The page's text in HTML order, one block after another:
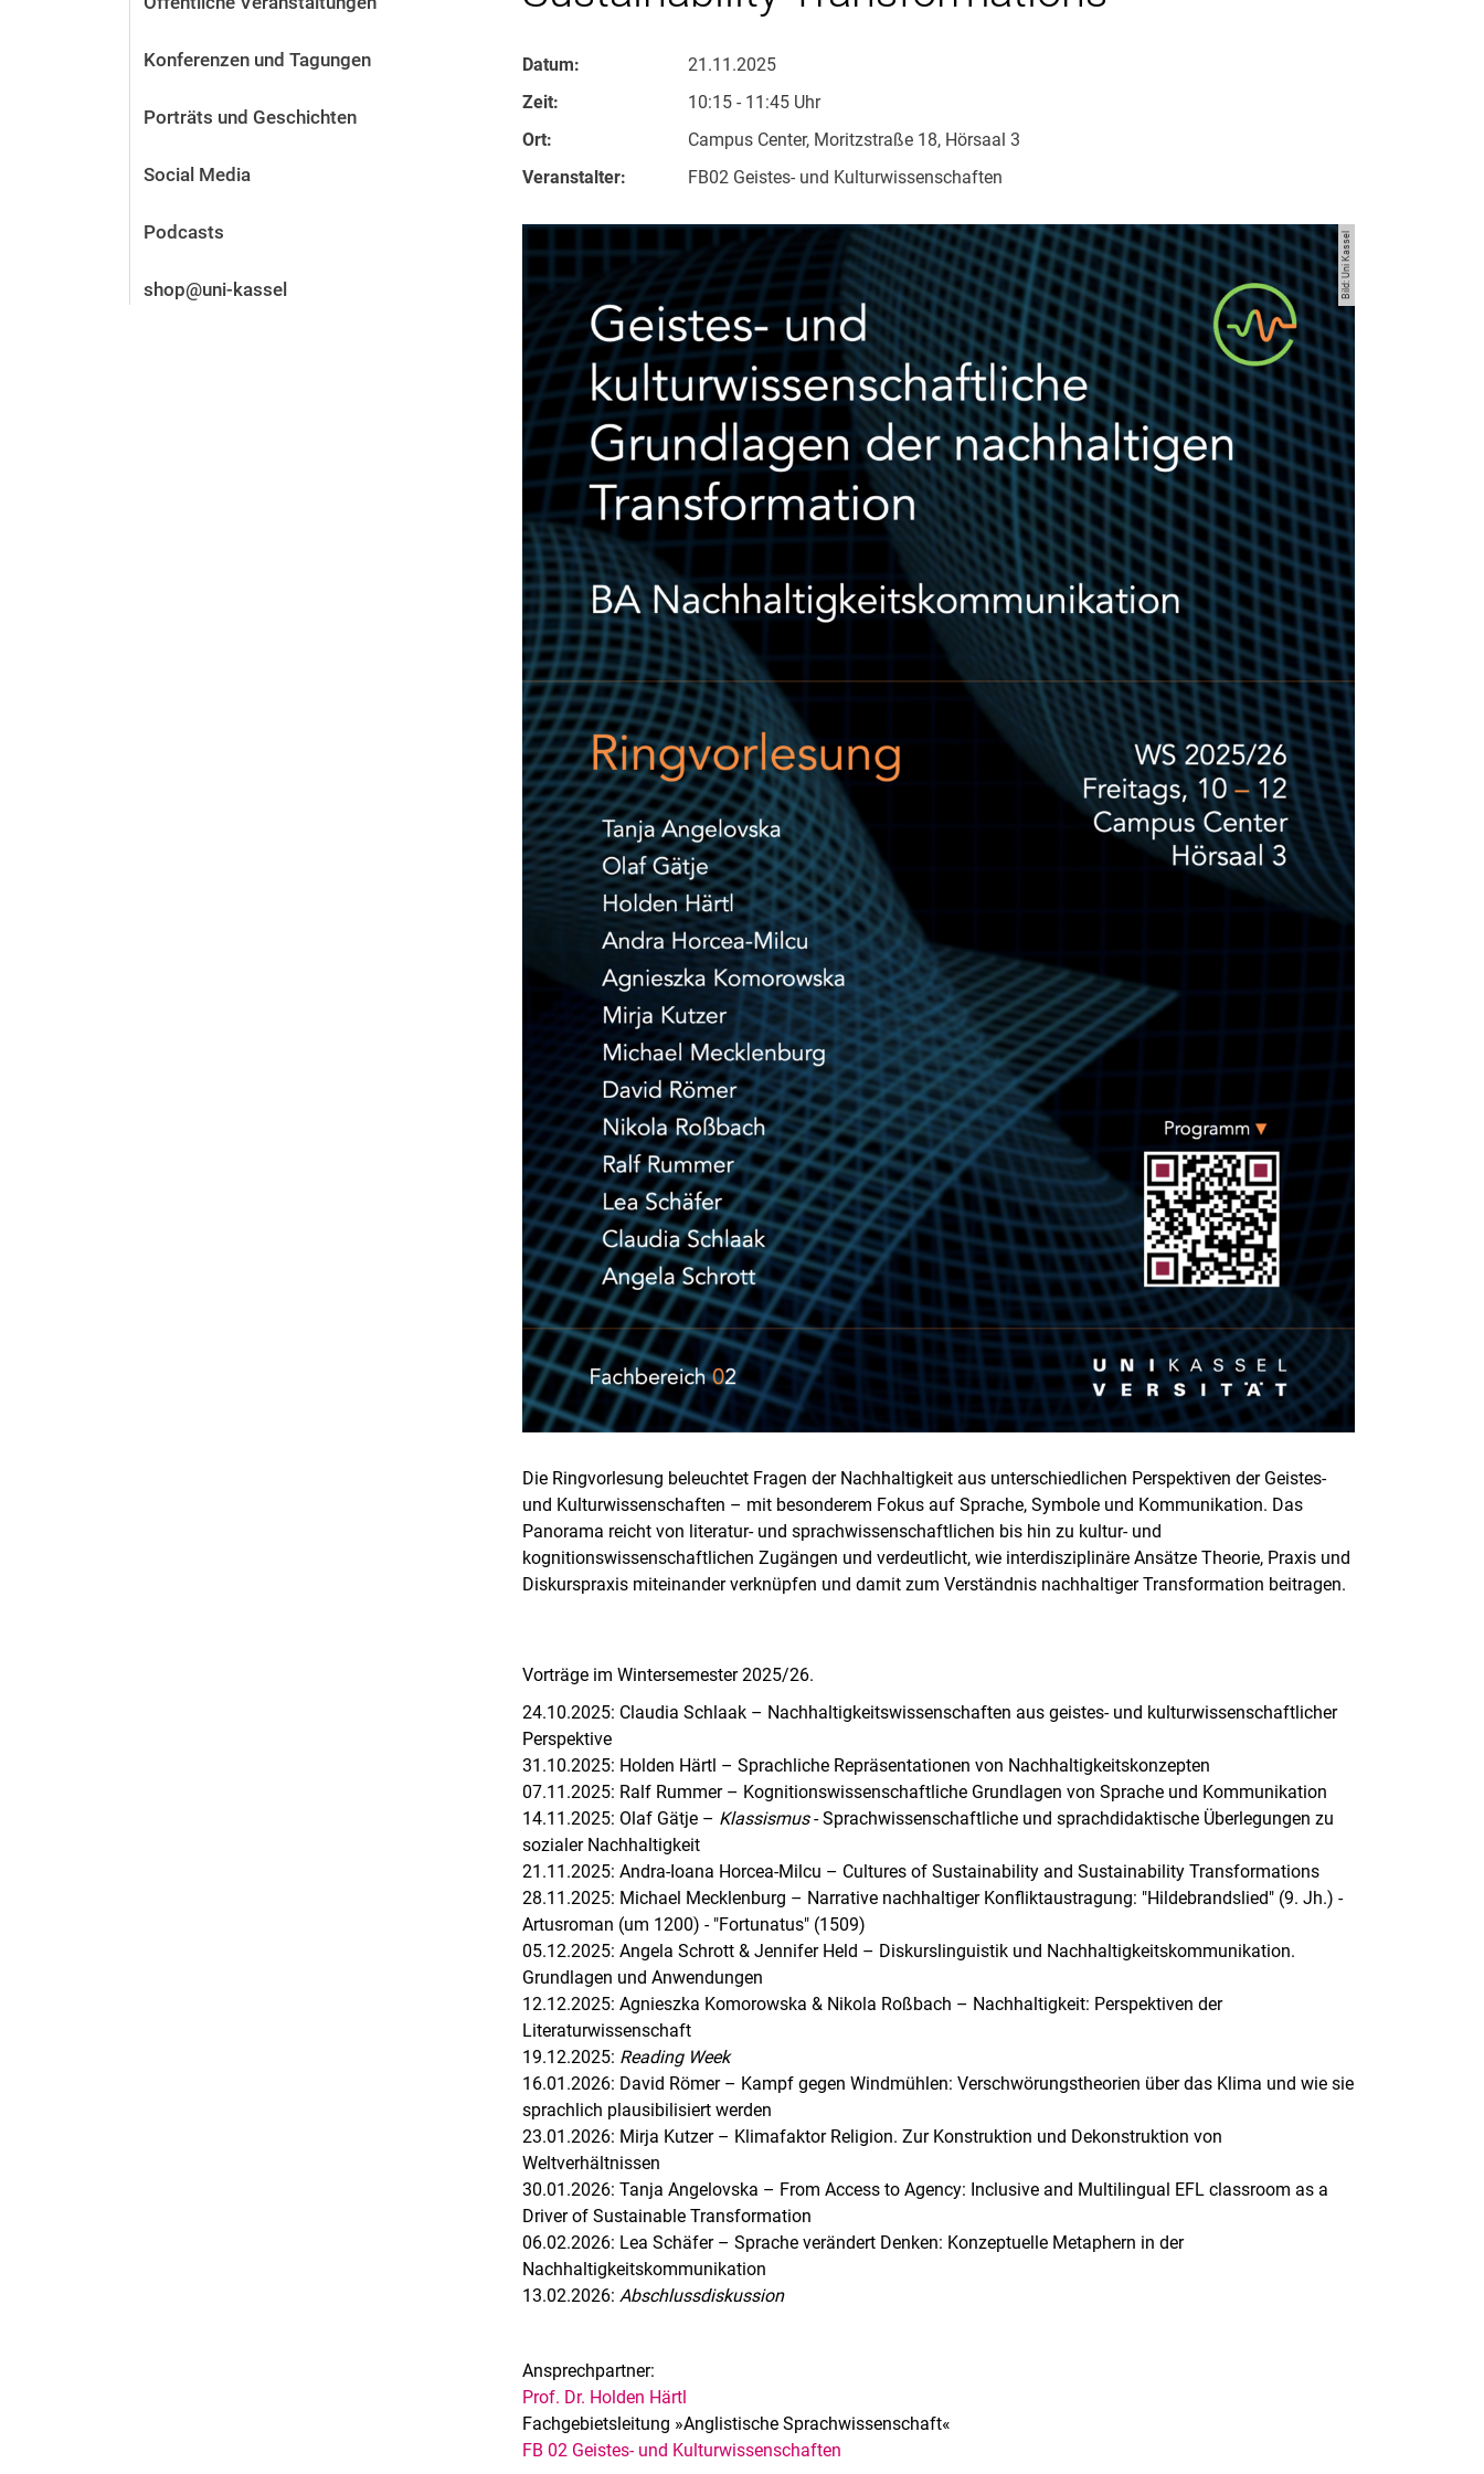
Stellenangebote
Alum­ni und Freunde
Kontakt und Standorte
Konferenzen und Tagungen
Porträts und Geschichten
Social Media
Podcasts
shop@uni-kassel
Datum:
21.11.2025
Zeit:
10:15 - 11:45 Uhr
Ort:
Campus Center, Moritzstraße 18, Hörsaal 3
Veranstalter:
FB02 Geistes- und Kulturwissenschaften
Bild: Uni Kassel
Die Ringvorlesung beleuchtet Fragen der Nachhaltigkeit aus unterschiedlichen Perspektiven der Geistes-
und Kulturwissenschaften – mit besonderem Fokus auf Sprache, Symbole und Kommunikation. Das
Panorama reicht von literatur- und sprachwissenschaftlichen bis hin zu kultur- und
kognitionswissenschaftlichen Zugängen und verdeutlicht, wie interdisziplinäre Ansätze Theorie, Praxis und
Diskurspraxis miteinander verknüpfen und damit zum Verständnis nachhaltiger Transformation beitragen.
Vorträge im Wintersemester 2025/26.
24.10.2025: Claudia Schlaak – Nachhaltigkeitswissenschaften aus geistes- und kulturwissenschaftlicher
Perspektive
31.10.2025: Holden Härtl – Sprachliche Repräsentationen von Nachhaltigkeitskonzepten
07.11.2025: Ralf Rummer – Kognitionswissenschaftliche Grundlagen von Sprache und Kommunikation
14.11.2025: Olaf Gätje – Klassismus- Sprachwissenschaftliche und sprachdidaktische Überlegungen zu
sozialer Nachhaltigkeit
21.11.2025: Andra-Ioana Horcea-Milcu – Cultures of Sustainability and Sustainability Transformations
28.11.2025: Michael Mecklenburg – Narrative nachhaltiger Konfliktaustragung: "Hildebrandslied" (9. Jh.) -
Artusroman (um 1200) - "Fortunatus" (1509)
05.12.2025: Angela Schrott & Jennifer Held – Diskurslinguistik und Nachhaltigkeitskommunikation.
Grundlagen und Anwendungen
12.12.2025: Agnieszka Komorowska & Nikola Roßbach – Nachhaltigkeit: Perspektiven der
Literaturwissenschaft
19.12.2025: Reading Week
16.01.2026: David Römer – Kampf gegen Windmühlen: Verschwörungstheorien über das Klima und wie sie
sprachlich plausibilisiert werden
23.01.2026: Mirja Kutzer – Klimafaktor Religion. Zur Konstruktion und Dekonstruktion von
Weltverhältnissen
30.01.2026: Tanja Angelovska – From Access to Agency: Inclusive and Multilingual EFL classroom as a
Driver of Sustainable Transformation
06.02.2026: Lea Schäfer – Sprache verändert Denken: Konzeptuelle Metaphern in der
Nachhaltigkeitskommunikation
13.02.2026:Abschlussdiskussion
Ansprechpartner:
Prof. Dr. Holden Härtl
Fachgebietsleitung »Anglistische Sprachwissenschaft«
FB 02 Geistes- und Kulturwissenschaften